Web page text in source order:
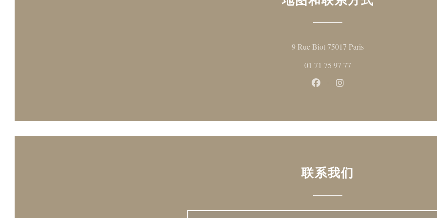
9 Rue Biot 75017 Paris((在新窗口中打开))
01 71 75 97 77
Facebook ((在新窗口中打开))
Instagram ((在新窗口中
联系我们